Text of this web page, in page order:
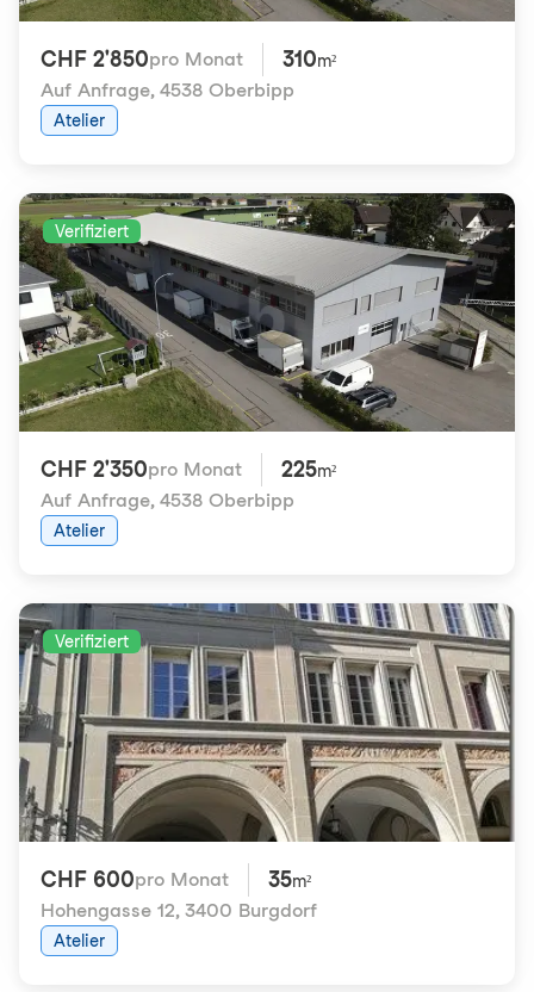
CHF 2'850pro Monat 310m²
Auf Anfrage, 4538 Oberbipp
Atelier
Verifiziert
CHF 2'350pro Monat 225m²
Auf Anfrage, 4538 Oberbipp
Atelier
Verifiziert
CHF 600pro Monat 35m²
Hohengasse 12, 3400 Burgdorf
Atelier